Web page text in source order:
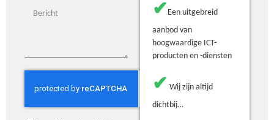
✔ Een uitgebreid
aanbod van
hoogwaardige ICT-
producten en -diensten
✔ Wij zijn altijd
dichtbij…